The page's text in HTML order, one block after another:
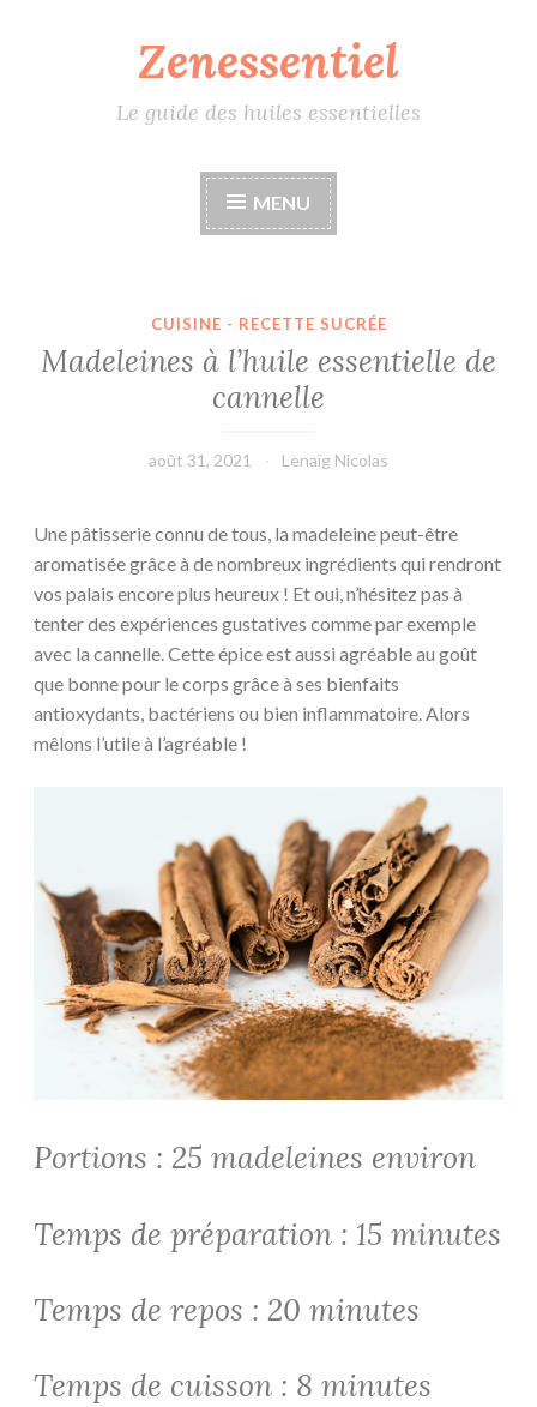
Zenessentiel
Le guide des huiles essentielles
MENU
CUISINE - RECETTE SUCRÉE
Madeleines à l’huile essentielle de
cannelle
août 31, 2021 Lenaïg Nicolas
Une pâtisserie connu de tous, la madeleine peut-être
aromatisée grâce à de nombreux ingrédients qui rendront
vos palais encore plus heureux ! Et oui, n’hésitez pas à
tenter des expériences gustatives comme par exemple
avec la cannelle. Cette épice est aussi agréable au goût
que bonne pour le corps grâce à ses bienfaits
antioxydants, bactériens ou bien inflammatoire. Alors
mêlons l’utile à l’agréable !
Portions : 25 madeleines environ
Temps de préparation : 15 minutes
Temps de repos : 20 minutes
Temps de cuisson : 8 minutes